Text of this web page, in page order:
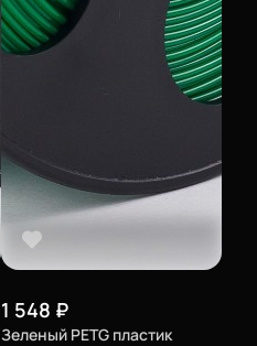
1 548 ₽
Зеленый PETG пластик